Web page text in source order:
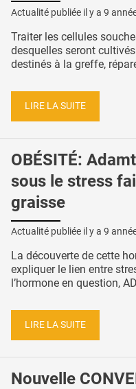
Actualité publiée il y a 9
Traiter les cellules
desquelles seront
destinés à la greffe,
LIRE LA SUITE
OBÉSITÉ:
sous le stress
graisse
Actualité publiée il y a 9
La découverte de cette
expliquer le lien entre
l’hormone en question,
LIRE LA SUITE
Nouvelle